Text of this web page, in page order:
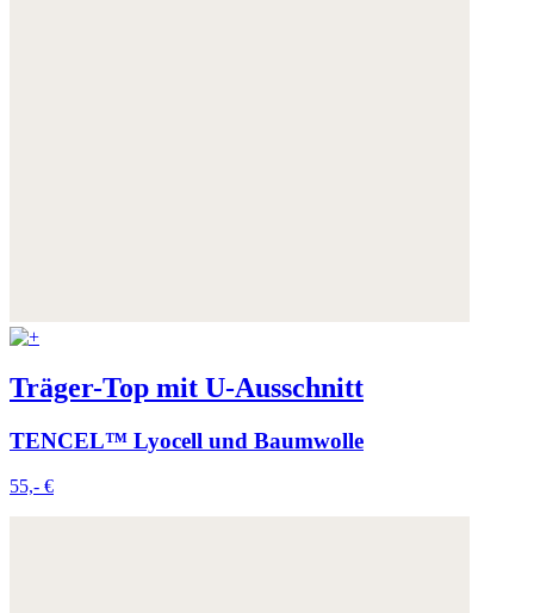
Träger-Top mit U-Ausschnitt
TENCEL™ Lyocell und Baumwolle
55,- €